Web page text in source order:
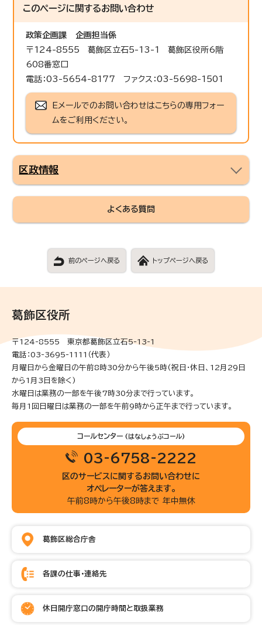
このページに関するお問い合わせ
政策企画課
企画担当係
〒124-8555 葛飾区立石5-13-1 葛飾区役所6階
608番窓口
電話：03-5654-8177 ファクス：03-5698-1501
Eメールでのお問い合わせはこちらの専用フォー
ムをご利用ください。
区政情報
よくある質問
前のページへ戻る トップページへ戻る
葛飾区役所
〒124-8555 東京都葛飾区立石5-13-1
電話：03-3695-1111（代表）
月曜日から金曜日の午前8時30分から午後5時(祝日・休日、12月29日
から1月3日を除く)
水曜日は業務の一部を午後7時30分まで行っています。
毎月1回日曜日は業務の一部を午前9時から正午まで行っています。
コールセンター (はなしょうぶコール)
03-6758-2222
区のサービスに関するお問い合わせに
オペレーターが答えます。
午前8時から午後8時まで 年中無休
葛飾区総合庁舎
各課の仕事・連絡先
休日開庁窓口の開庁時間と取扱業務